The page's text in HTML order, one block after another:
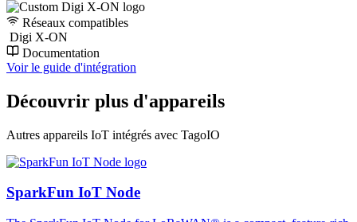
Réseaux compatibles
Digi X-ON
Documentation
Voir le guide d'intégration
Découvrir plus d'appareils
Autres appareils IoT intégrés avec TagoIO
SparkFun IoT Node